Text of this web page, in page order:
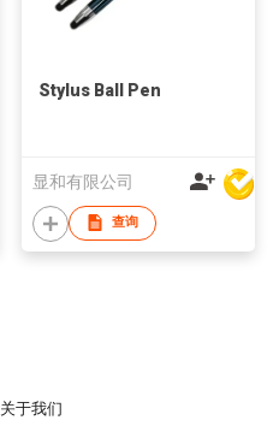
Stylus Ball Pen
显和有限公司
查询
关于我们